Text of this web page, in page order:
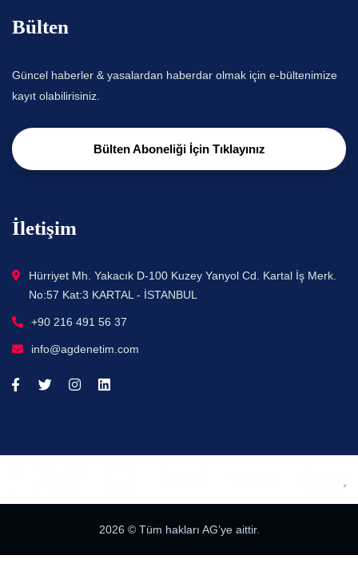
Bülten
Güncel haberler & yasalardan haberdar olmak için e-bültenimize
kayıt olabilirisiniz.
Bülten Aboneliği İçin Tıklayınız
İletişim
Hürriyet Mh. Yakacık D-100 Kuzey Yanyol Cd. Kartal İş Merk.
No:57 Kat:3 KARTAL - İSTANBUL
+90 216 491 56 37
info@agdenetim.com
2026 © Tüm hakları AG’ye aittir.